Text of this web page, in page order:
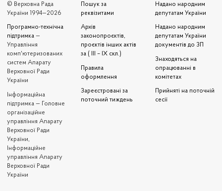
© Верховна Рада
України 1994—2026
Програмно-технічна
підтримка —
Управління
комп'ютеризованих
систем Апарату
Верховної Ради
України
Iнформаційна
підтримка — Головне
організаційне
управління Апарату
Верховної Ради
України,
Інформаційне
управління Апарату
Верховної Ради
України
Пошук за
реквізитами
Архів
законопроєктів,
проєктів інших актів
за ( III – IX скл.)
Правила
оформлення
Зареєстровані за
поточний тиждень
Надано народним
депутатам України
Надано народним
депутатам України
документів до ЗП
Знаходяться на
опрацюванні в
комітетах
Прийняті на поточній
сесії